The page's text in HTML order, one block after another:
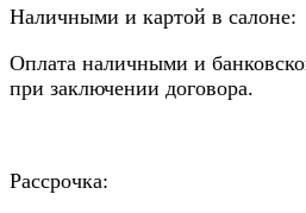
Наличными и картой в салоне:
Оплата наличными и
при заключении договора.
Рассрочка: